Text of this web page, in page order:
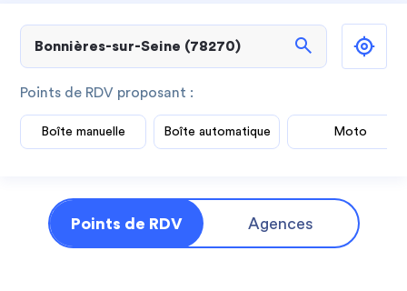
search
Points de RDV proposant :
Boîte manuelle Boîte automatique Moto
Points de RDV Agences